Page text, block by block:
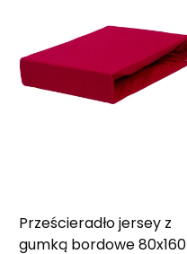
Prześcieradło jersey z
gumką bordowe 80x160